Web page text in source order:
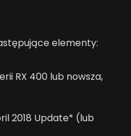
elementy:
RX 400 lub nowsza,
2018 Update* (lub